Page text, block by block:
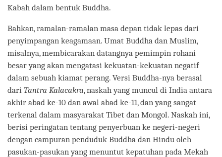
Kabah dalam bentuk Buddha.
Bahkan, ramalan-ramalan masa depan tidak lepas dari
penyimpangan keagamaan. Umat Buddha dan Muslim,
misalnya, membicarakan datangnya pemimpin rohani
besar yang akan mengatasi kekuatan-kekuatan negatif
dalam sebuah kiamat perang. Versi Buddha-nya berasal
dari Tantra Kalacakra, naskah yang muncul di India antara
akhir abad ke-10 dan awal abad ke-11, dan yang sangat
terkenal dalam masyarakat Tibet dan Mongol. Naskah ini,
berisi peringatan tentang penyerbuan ke negeri-negeri
dengan campuran penduduk Buddha dan Hindu oleh
pasukan-pasukan yang menuntut kepatuhan pada Mekah